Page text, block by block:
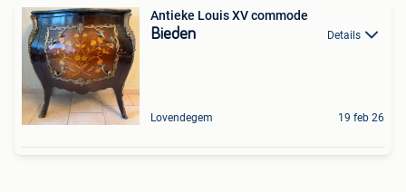
Antieke Louis XV commode
Bieden Details
Lovendegem 19 feb 26